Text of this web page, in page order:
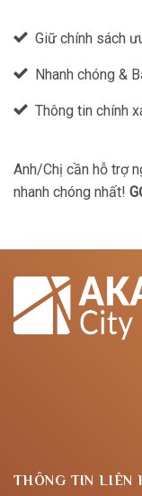
Giữ chính sách
Nhanh chóng &
Thông tin chính
Anh/Chị cần hỗ trợ
nhanh chóng nhất!
THÔNG TIN LIÊN